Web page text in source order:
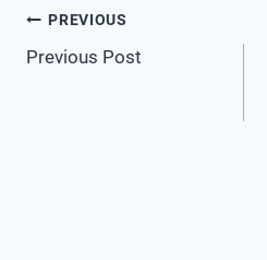
Post
navigation
PREVIOUS
Previous Post